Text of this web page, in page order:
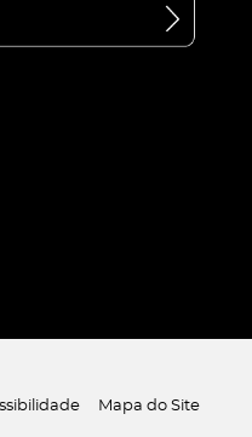
Mapa do Site